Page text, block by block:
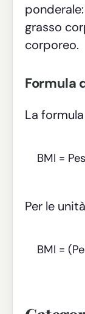
grasso
corporeo.
Formula
La
BMI =
Per le
BMI =